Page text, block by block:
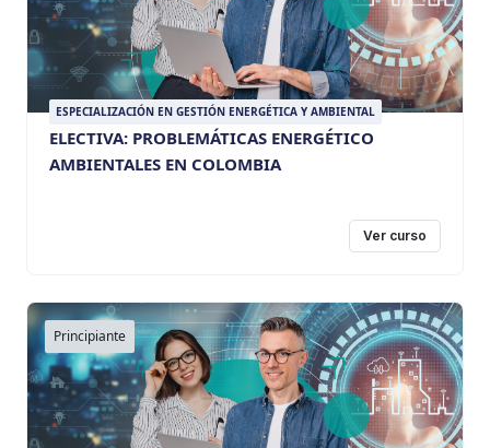
ESPECIALIZACIÓN EN GESTIÓN ENERGÉTICA Y AMBIENTAL
ELECTIVA: PROBLEMÁTICAS ENERGÉTICO
AMBIENTALES EN COLOMBIA
Ver curso
Principiante